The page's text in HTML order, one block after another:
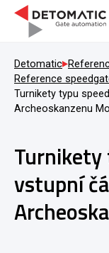
Detomatic
Reference
Turnikety typu
Archeoskanzenu
Turnikety
vstupní